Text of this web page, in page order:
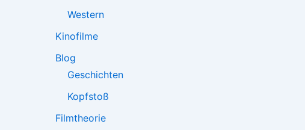
Western
Kinofilme
Blog
Geschichten
Kopfstoß
Filmtheorie